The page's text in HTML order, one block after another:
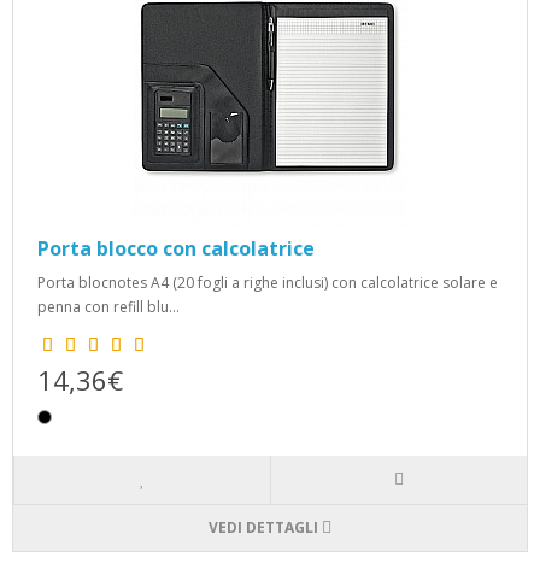
Porta blocco con calcolatrice
Porta blocnotes A4 (20 fogli a righe inclusi) con calcolatrice solare e
penna con refill blu...
14,36€
VEDI DETTAGLI